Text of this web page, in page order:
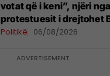
votat që i keni”, njëri nga
protestuesit i drejtohet
Hamzës
Politikë 06/08/2026